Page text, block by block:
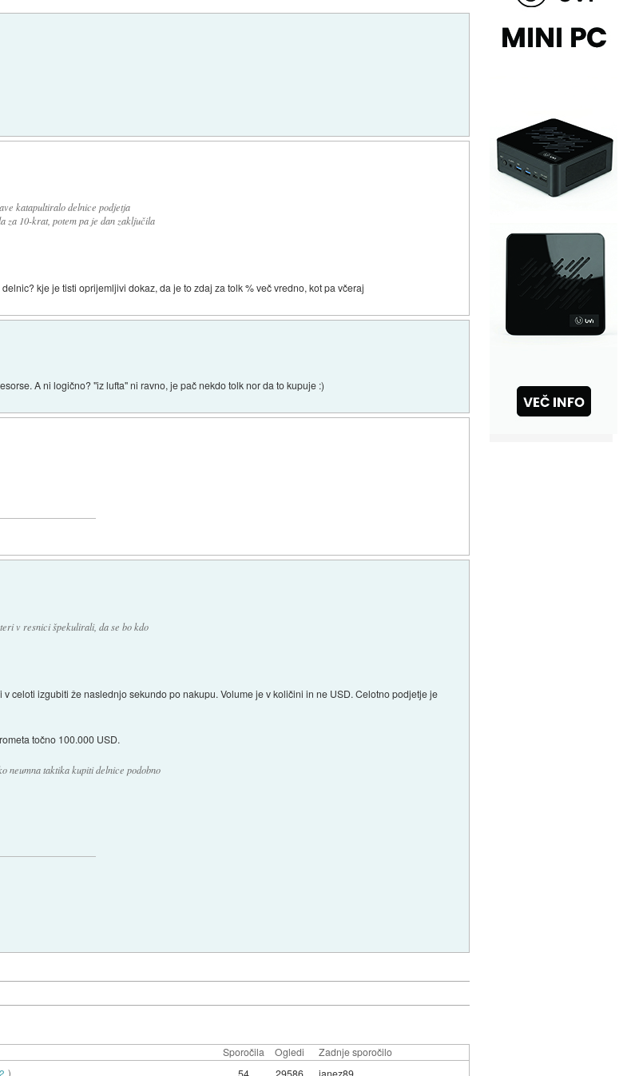
katapultiralo delnice podjetja
za 10-krat, potem pa je dan zaključila
kje je tisti oprijemljivi dokaz, da je to zdaj za tolk % več vredno, kot pa včeraj
A ni logično? "iz lufta" ni ravno, je pač nekdo tolk nor da to kupuje :)
v resnici špekulirali, da se bo kdo
celoti izgubiti že naslednjo sekundo po nakupu. Volume je v količini in ne USD. Celotno podjetje je
točno 100.000 USD.
neumna taktika kupiti delnice podobno
Sporočila Ogledi Zadnje sporočilo
2 )